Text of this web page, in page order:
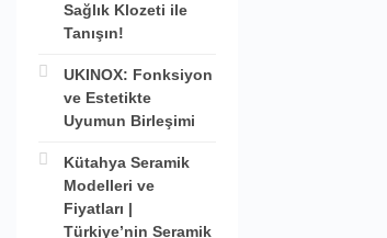
Sağlık Klozeti ile
Tanışın!
UKINOX: Fonksiyon
ve Estetikte
Uyumun Birleşimi
Kütahya Seramik
Modelleri ve
Fiyatları |
Türkiye’nin Seramik